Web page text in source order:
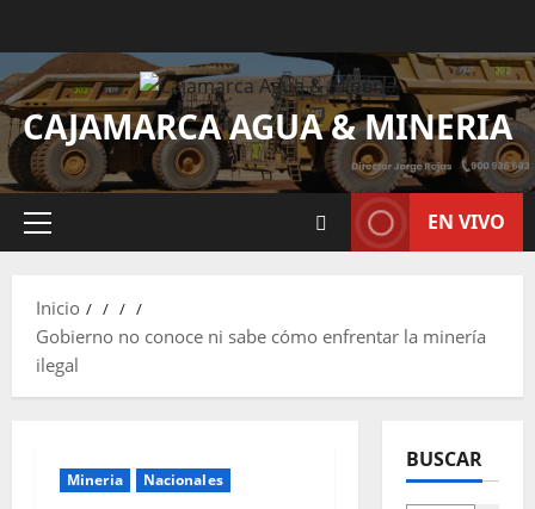
CAJAMARCA AGUA & MINERIA
EN VIVO
Inicio
Gobierno no conoce ni sabe cómo enfrentar la minería
ilegal
Mineria Nacionales
BUSCAR